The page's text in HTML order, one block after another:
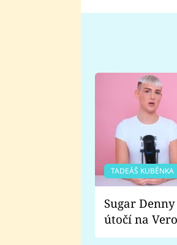
TADEÁŠ KUBĚNKA
Sugar
útočí na
Proč je